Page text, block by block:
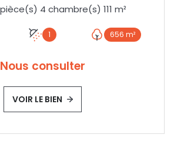
Maison 5 pièce(s) 4 chambre(s) 111 m²
1 656 m²
Nous consulter
VOIR LE BIEN